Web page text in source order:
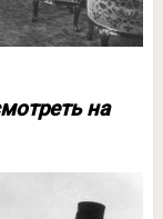
на